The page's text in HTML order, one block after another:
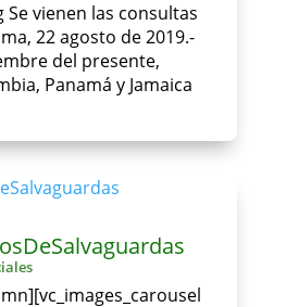
Se vienen las consultas
22 agosto de 2019.-
del presente,
Panamá y Jamaica